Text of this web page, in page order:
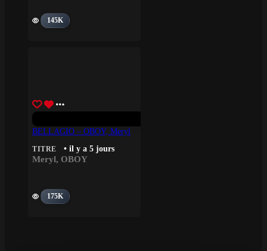
145K
BELLAGIO – OBOY, Meryl
TITRE • il y a 5 jours
Meryl, OBOY
175K